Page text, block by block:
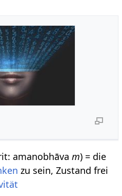
amanobhāvam) = die
zu sein, Zustand frei